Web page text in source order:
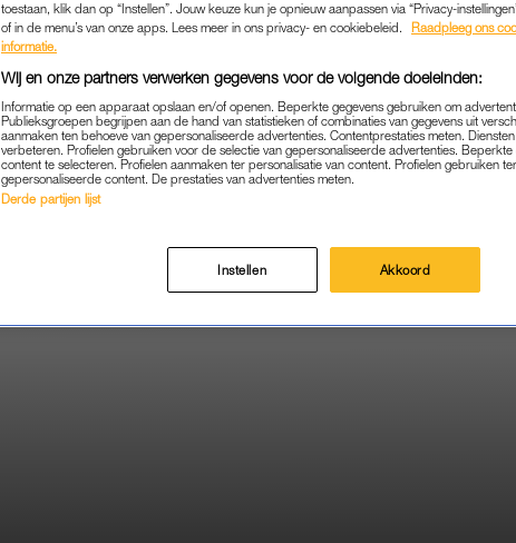
toestaan, klik dan op “Instellen”. Jouw keuze kun je opnieuw aanpassen via “Privacy-
of in de menu’s van onze apps. Lees meer in ons privacy- en cookiebeleid.
Raadpleeg ons
informatie.
Wij en onze partners verwerken gegevens voor de volgende doeleinden:
Informatie op een apparaat opslaan en/of openen. Beperkte gegevens gebruiken om
Publieksgroepen begrijpen aan de hand van statistieken of combinaties van gegevens uit
aanmaken ten behoeve van gepersonaliseerde advertenties. Contentprestaties meten.
verbeteren. Profielen gebruiken voor de selectie van gepersonaliseerde advertenties.
content te selecteren. Profielen aanmaken ter personalisatie van content. Profielen gebruiken
gepersonaliseerde content. De prestaties van advertenties meten.
Derde partijen lijst
Instellen Akkoord